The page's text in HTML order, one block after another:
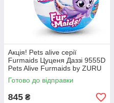
Акція! Pets alive серії
Furmaids Цуценя Даззі 9555D
Pets Alive Furmaids by ZURU
Mermaid Plush 9555D
Готово до відправки
845 ₴